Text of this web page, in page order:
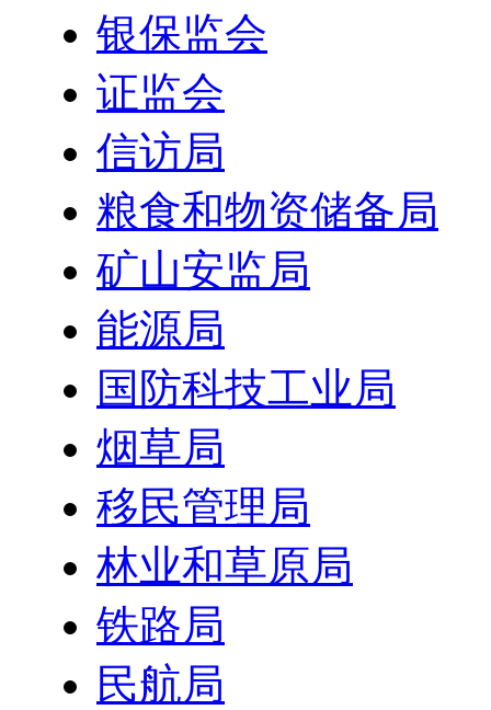
银保监会
证监会
信访局
粮食和物资储备局
矿山安监局
能源局
国防科技工业局
烟草局
移民管理局
林业和草原局
铁路局
民航局